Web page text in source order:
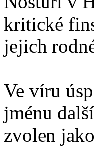
kritické
jejich
Ve víru
jménu
zvolen